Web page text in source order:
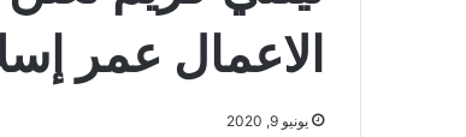
الاعمال عمر
يونيو 9, 2020